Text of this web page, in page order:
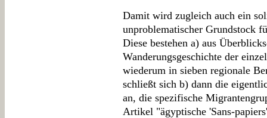
Damit wird zugleich auch ein
unproblematischer Grundstock
Diese bestehen a) aus
Wanderungsgeschichte der
wiederum in sieben regionale
schließt sich b) dann die
an, die spezifische
Artikel "ägyptische 'Sans-